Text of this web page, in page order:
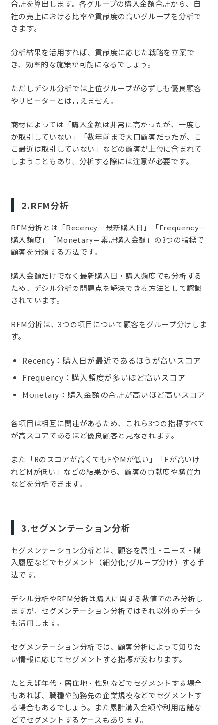
合計を算出します。各グループの購入金額合計から、自
社の売上における比率や貢献度の高いグループを分析で
きます。
分析結果を活用すれば、貢献度に応じた戦略を立案で
き、効率的な施策が可能になるでしょう。
ただしデシル分析では上位グループが必ずしも優良顧客
やリピーターとは言えません。
商材によっては「購入金額は非常に高かったが、一度し
か取引していない」「数年前まで大口顧客だったが、こ
こ最近は取引していない」などの顧客が上位に含まれて
しまうこともあり、分析する際には注意が必要です。
2.RFM分析
RFM分析とは「Recency＝最新購入日」「Frequency＝
購入頻度」「Monetary＝累計購入金額」の3つの指標で
顧客を分類する方法です。
購入金額だけでなく最新購入日・購入頻度でも分析する
ため、デシル分析の問題点を解決できる方法として認識
されています。
RFM分析は、3つの項目について顧客をグループ分けしま
す。
Recency：購入日が最近であるほうが高いスコア
Frequency：購入頻度が多いほど高いスコア
Monetary：購入金額の合計が高いほど高いスコア
各項目は相互に関連があるため、これら3つの指標すべて
が高スコアであるほど優良顧客と見なされます。
また「Rのスコアが高くてもFやMが低い」「Fが高いけ
れどMが低い」などの結果から、顧客の貢献度や購買力
などを分析できます。
3.セグメンテーション分析
セグメンテーション分析とは、顧客を属性・ニーズ・購
入履歴などでセグメント（細分化/グループ分け）する手
法です。
デシル分析やRFM分析は購入に関する数値でのみ分析し
ますが、セグメンテーション分析ではそれ以外のデータ
も活用します。
セグメンテーション分析では、顧客分析によって知りた
い情報に応じてセグメントする指標が変わります。
たとえば年代・居住地・性別などでセグメントする場合
もあれば、職種や勤務先の企業規模などでセグメントす
る場合もあるでしょう。また累計購入金額や利用店舗な
どでセグメントするケースもあります。